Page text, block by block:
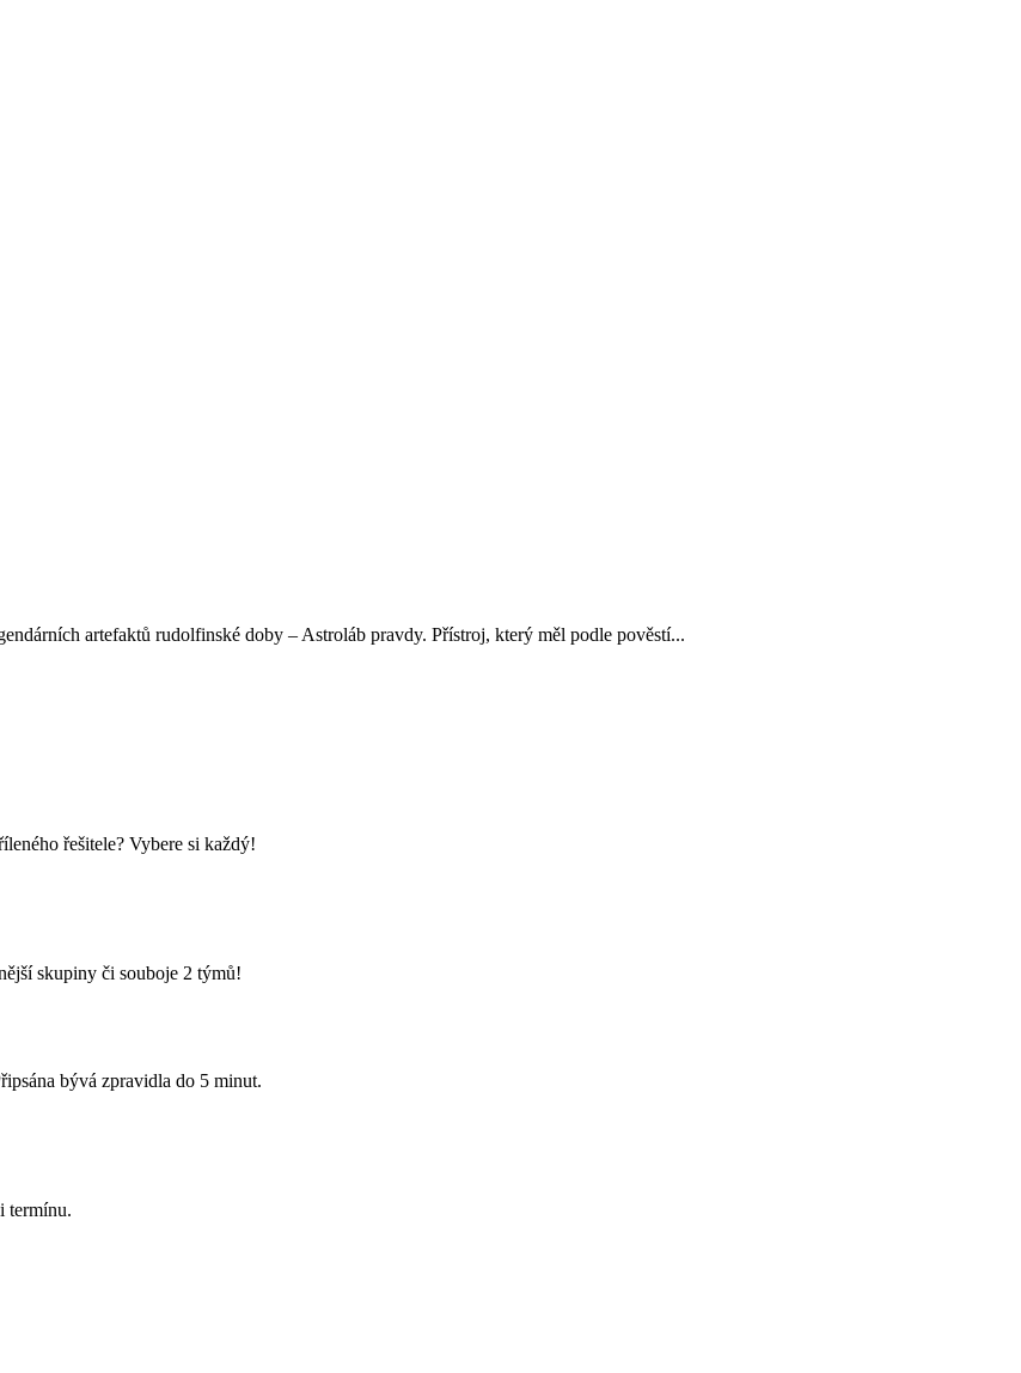
artefaktů rudolfinské doby – Astroláb pravdy. Přístroj, který měl podle pověstí...
řešitele? Vybere si každý!
skupiny či souboje 2 týmů!
bývá zpravidla do 5 minut.
termínu.